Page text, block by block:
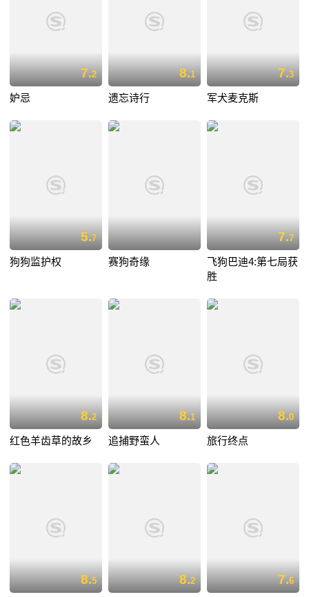
7.2
妒忌
8.1
遗忘诗行
7.3
军犬麦克斯
5.7
狗狗监护权 赛狗奇缘
7.7
飞狗巴迪4:第七局获
胜
8.2
红色羊齿草的故乡
8.1
追捕野蛮人
8.0
旅行终点
8.5 8.2 7.6